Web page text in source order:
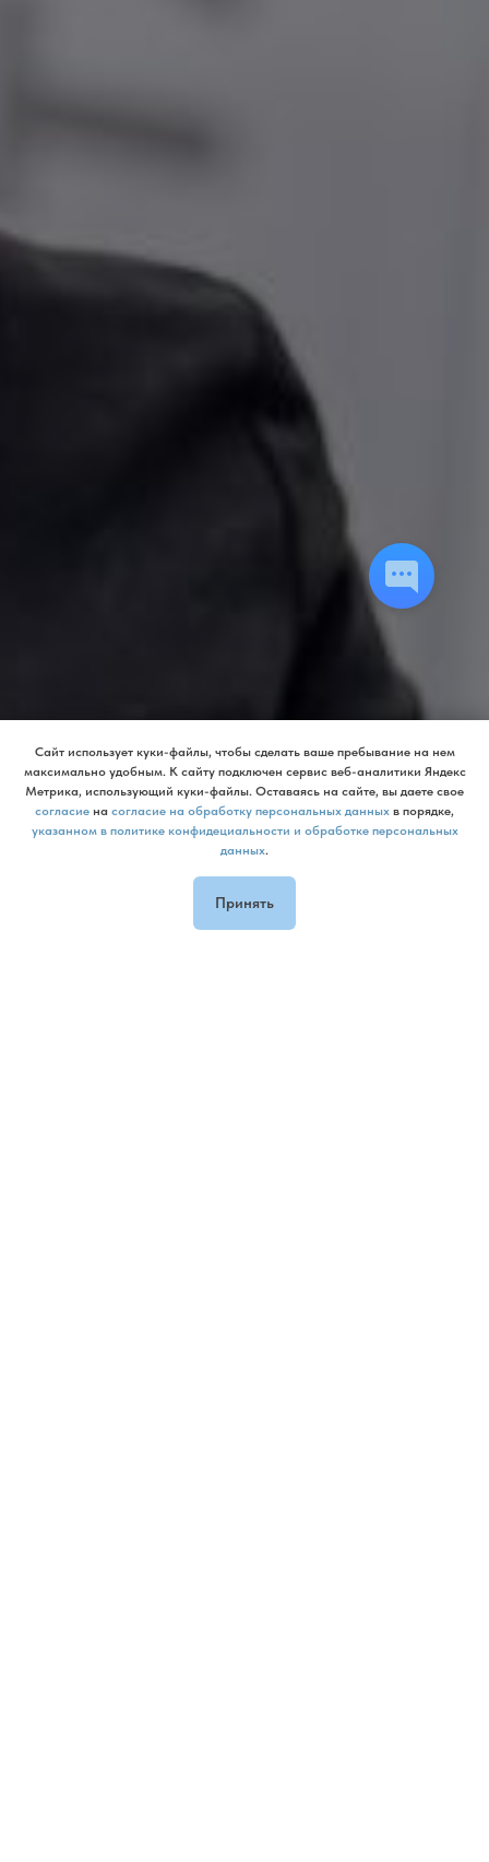
Сайт использует куки-файлы, чтобы сделать ваше пребывание на нем
максимально удобным. К cайту подключен сервис веб-аналитики Яндекс
Метрика, использующий куки-файлы. Оставаясь на сайте, вы даете свое
согласие на согласие на обработку персональных данных в порядке,
указанном в политике конфидециальности и обработке персональных
данных.
Принять